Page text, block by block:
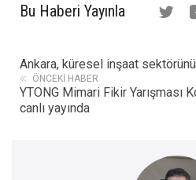
Bu Haberi Yayınla
Ankara, küresel inşaat
ÖNCEKI HABER
YTONG Mimari Fikir Yarışması
canlı yayında